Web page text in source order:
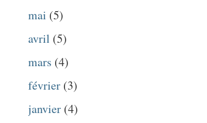
mai (5)
avril (5)
mars (4)
février (3)
janvier (4)